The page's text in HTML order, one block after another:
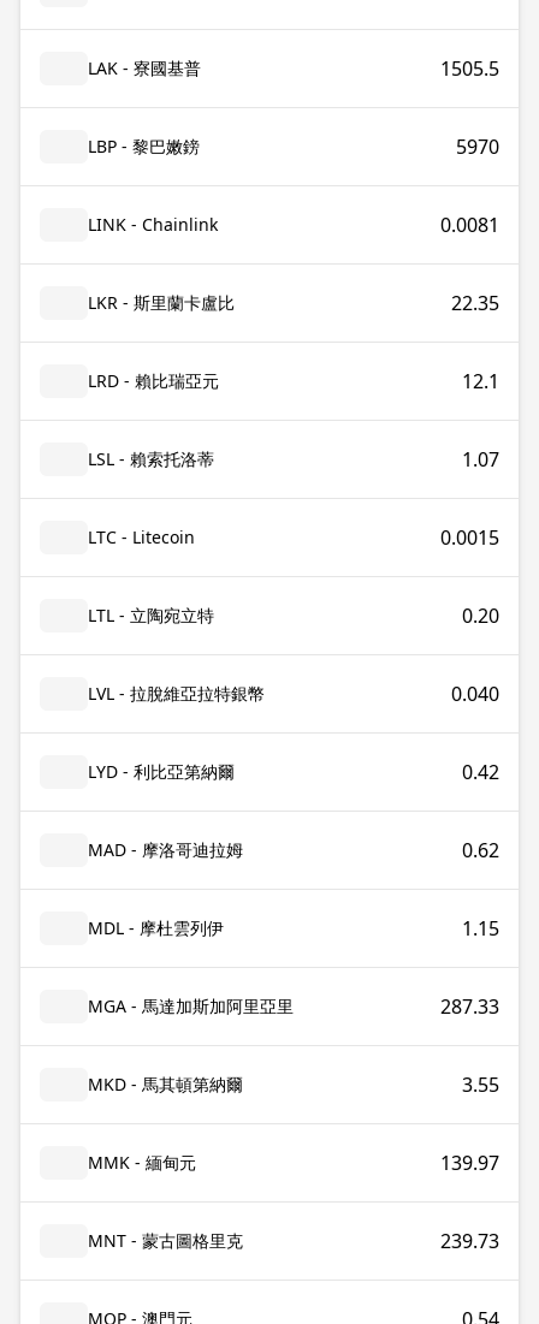
LAK - 寮國基普 1505.5
LBP - 黎巴嫩鎊 5970
LINK - Chainlink 0.0081
LKR - 斯里蘭卡盧比 22.35
LRD - 賴比瑞亞元 12.1
LSL - 賴索托洛蒂 1.07
LTC - Litecoin 0.0015
LTL - 立陶宛立特 0.20
LVL - 拉脫維亞拉特銀幣 0.040
LYD - 利比亞第納爾 0.42
MAD - 摩洛哥迪拉姆 0.62
MDL - 摩杜雲列伊 1.15
MGA - 馬達加斯加阿里亞里 287.33
MKD - 馬其頓第納爾 3.55
MMK - 緬甸元 139.97
MNT - 蒙古圖格里克 239.73
MOP - 澳門元